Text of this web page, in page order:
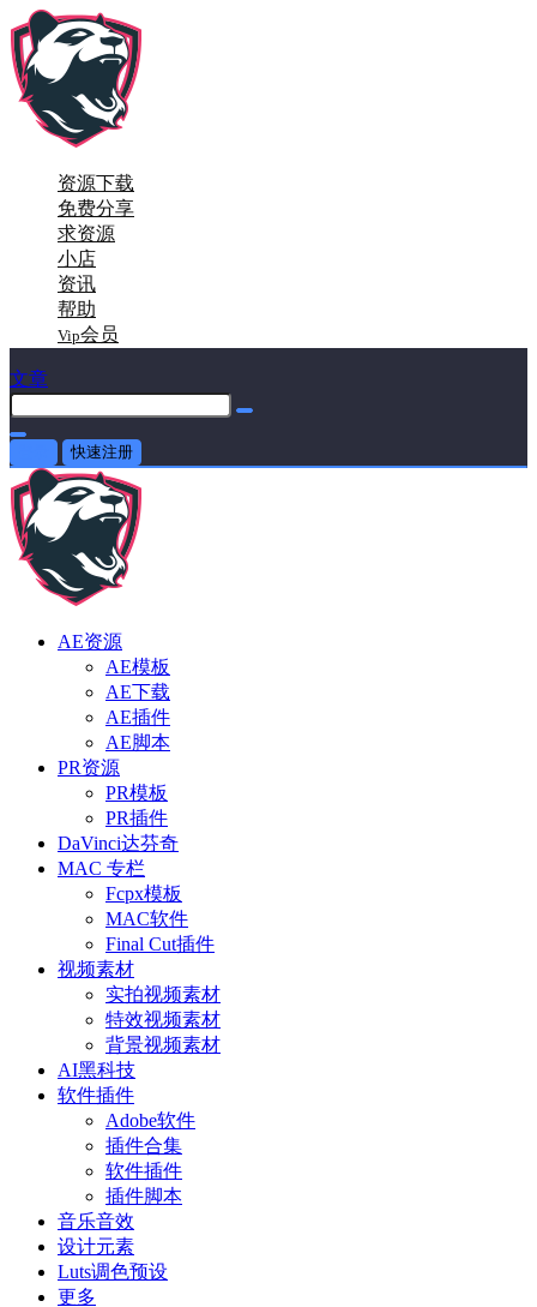
资源下载
免费分享
求资源
小店
资讯
帮助
Vip会员
文章
快速注册
AE资源
AE模板
AE下载
AE插件
AE脚本
PR资源
PR模板
PR插件
DaVinci达芬奇
MAC 专栏
Fcpx模板
MAC软件
Final Cut插件
视频素材
实拍视频素材
特效视频素材
背景视频素材
AI黑科技
软件插件
Adobe软件
插件合集
软件插件
插件脚本
音乐音效
设计元素
Luts调色预设
更多